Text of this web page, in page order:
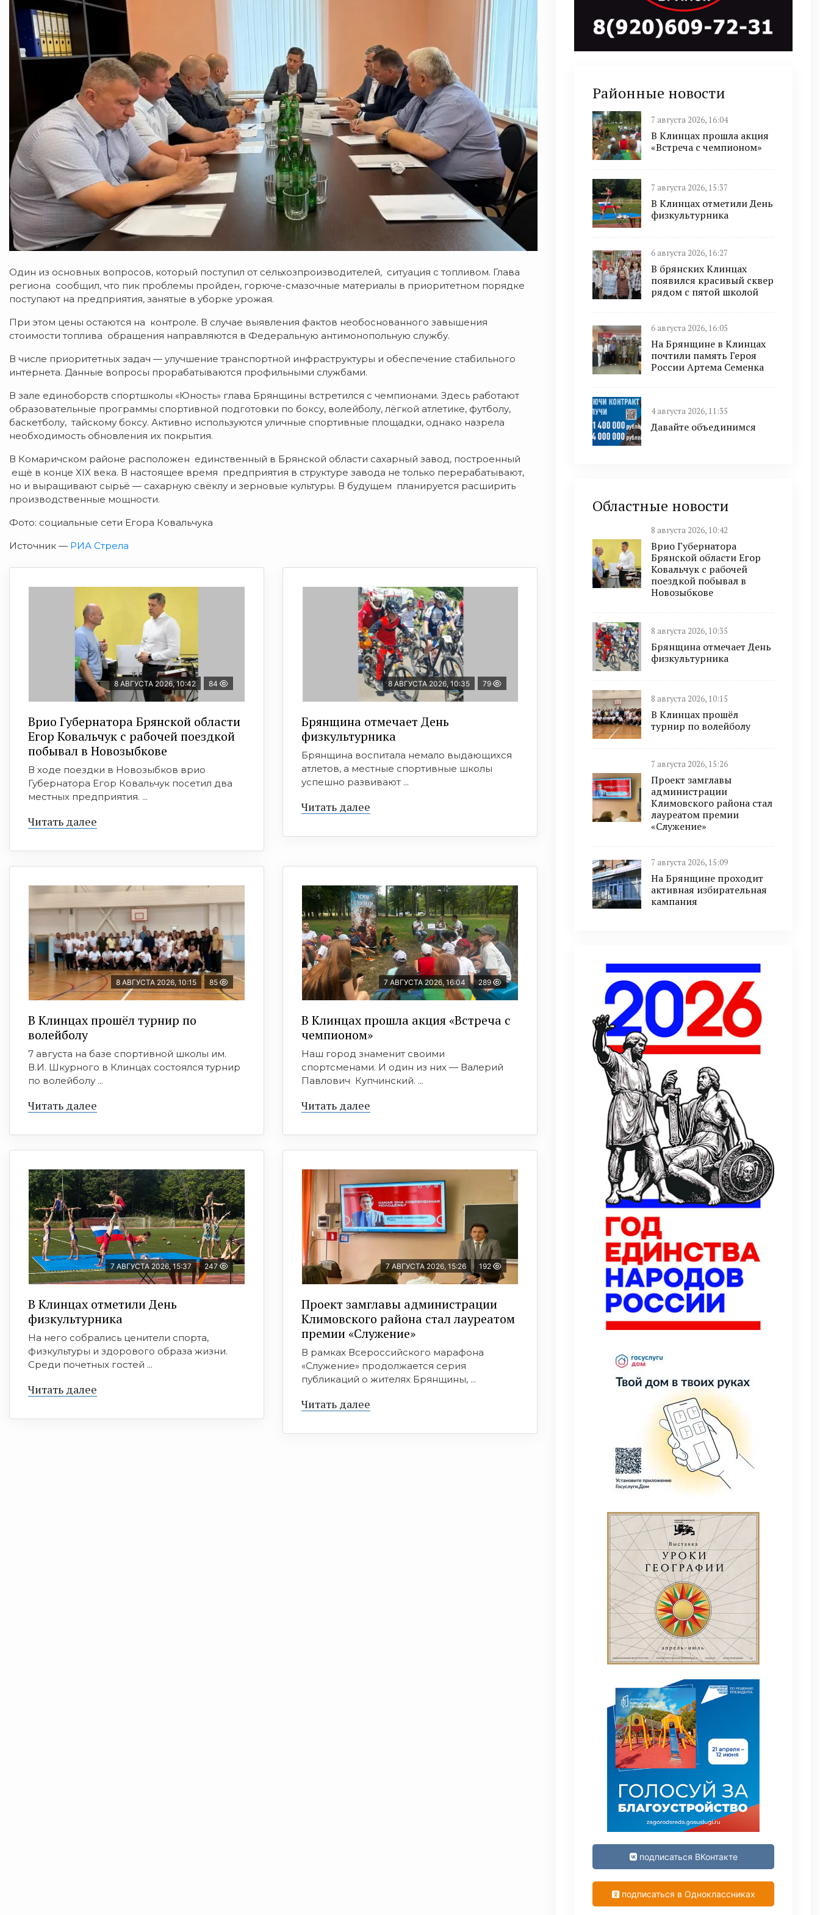
Один из основных вопросов, который поступил от сельхозпроизводителей, ситуация с топливом. Глава
региона сообщил, что пик проблемы пройден, горюче-смазочные материалы в приоритетном порядке
поступают на предприятия, занятые в уборке урожая.
При этом цены остаются на контроле. В случае выявления фактов необоснованного завышения
стоимости топлива обращения направляются в Федеральную антимонопольную службу.
В числе приоритетных задач — улучшение транспортной инфраструктуры и обеспечение стабильного
интернета. Данные вопросы прорабатываются профильными службами.
В зале единоборств спортшколы «Юность» глава Брянщины встретился с чемпионами. Здесь работают
образовательные программы спортивной подготовки по боксу, волейболу, лёгкой атлетике, футболу,
баскетболу, тайскому боксу. Активно используются уличные спортивные площадки, однако назрела
необходимость обновления их покрытия.
В Комаричском районе расположен единственный в Брянской области сахарный завод, построенный
ещё в конце XIX века. В настоящее время предприятия в структуре завода не только перерабатывают,
но и выращивают сырьё — сахарную свёклу и зерновые культуры. В будущем планируется расширить
производственные мощности.
Фото: социальные сети Егора Ковальчука
Источник — РИА Стрела
8 АВГУСТА 2026, 10:42 84
Врио Губернатора Брянской области
Егор Ковальчук с рабочей поездкой
побывал в Новозыбкове
В ходе поездки в Новозыбков врио
Губернатора Егор Ковальчук посетил два
местных предприятия. ...
Читать далее
8 АВГУСТА 2026, 10:35 79
Брянщина отмечает День
физкультурника
Брянщина воспитала немало выдающихся
атлетов, а местные спортивные школы
успешно развивают ...
Читать далее
8 АВГУСТА 2026, 10:15 85
В Клинцах прошёл турнир по
волейболу
7 августа на базе спортивной школы им.
В.И. Шкурного в Клинцах состоялся турнир
по волейболу ...
Читать далее
7 АВГУСТА 2026, 16:04 289
В Клинцах прошла акция «Встреча с
чемпионом»
Наш город знаменит своими
спортсменами. И один из них — Валерий
Павлович Купчинский. ...
Читать далее
7 АВГУСТА 2026, 15:37 247
В Клинцах отметили День
физкультурника
На него собрались ценители спорта,
физкультуры и здорового образа жизни.
Среди почетных гостей ...
Читать далее
7 АВГУСТА 2026, 15:26 192
Проект замглавы администрации
Климовского района стал лауреатом
премии «Служение»
В рамках Всероссийского марафона
«Служение» продолжается серия
публикаций о жителях Брянщины, ...
Читать далее
Районные новости
7 августа 2026, 16:04
В Клинцах прошла акция
«Встреча с чемпионом»
7 августа 2026, 15:37
В Клинцах отметили День
физкультурника
6 августа 2026, 16:27
В брянских Клинцах
появился красивый сквер
рядом с пятой школой
6 августа 2026, 16:05
На Брянщине в Клинцах
почтили память Героя
России Артема Семенка
4 августа 2026, 11:35
Давайте объединимся
Областные новости
8 августа 2026, 10:42
Врио Губернатора
Брянской области Егор
Ковальчук с рабочей
поездкой побывал в
Новозыбкове
8 августа 2026, 10:35
Брянщина отмечает День
физкультурника
8 августа 2026, 10:15
В Клинцах прошёл
турнир по волейболу
7 августа 2026, 15:26
Проект замглавы
администрации
Климовского района стал
лауреатом премии
«Служение»
7 августа 2026, 15:09
На Брянщине проходит
активная избирательная
кампания
подписаться ВКонтакте
подписаться в Одноклассниках